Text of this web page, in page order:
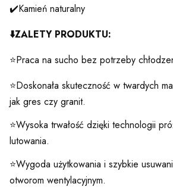
✔️Kamień naturalny
⬇️ZALETY PRODUKTU:
⭐Praca na sucho bez potrzeby
⭐Doskonała skuteczność w twardych
jak gres czy granit.
⭐Wysoka trwałość dzięki technologii
lutowania.
⭐Wygoda użytkowania i szybkie
otworom wentylacyjnym.